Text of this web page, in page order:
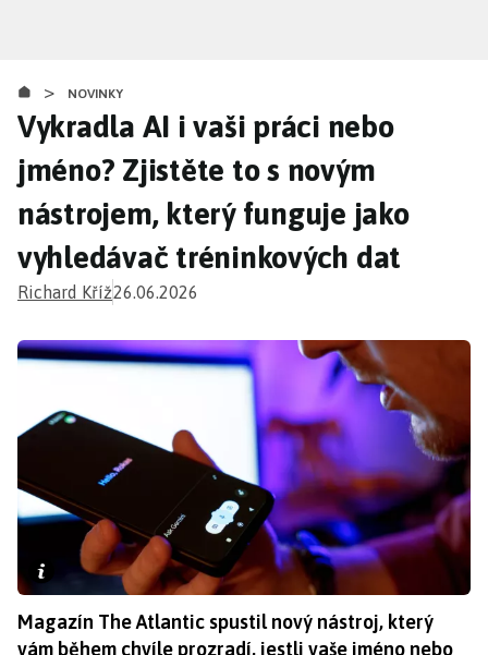
obsahu
> NOVINKY
Vykradla AI i vaši práci nebo
jméno? Zjistěte to s novým
nástrojem, který funguje jako
vyhledávač tréninkových dat
Richard Kříž26.06.2026
Magazín The Atlantic spustil nový nástroj, který
vám během chvíle prozradí, jestli vaše jméno nebo